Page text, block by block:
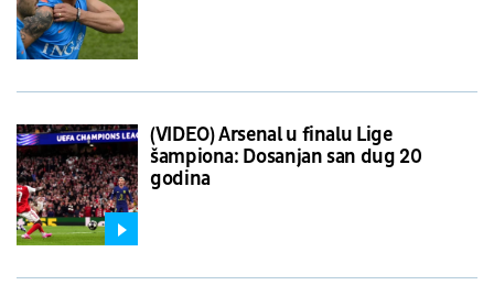
(VIDEO) Arsenal u finalu Lige
šampiona: Dosanjan san dug 20
godina